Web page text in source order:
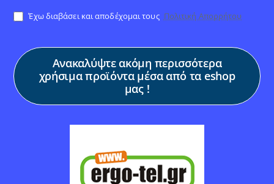
Έχω διαβάσει και αποδέχομαι τους Πολιτική Απορρήτου
Ανακαλύψτε ακόμη περισσότερα
χρήσιμα προϊόντα μέσα από τα eshop
μας !